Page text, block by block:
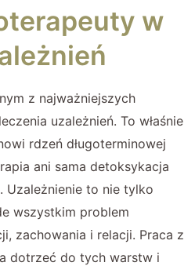
w
z najważniejszych
uzależnień. To właśnie
rdzeń długoterminowej
ani sama detoksykacja
Uzależnienie to nie tylko
wszystkim problem
zachowania i relacji. Praca z
dotrzeć do tych warstw i